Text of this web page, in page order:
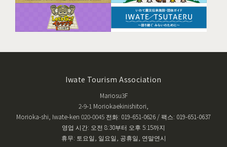
Iwate Tourism Association
Mariosu3F
2-9-1 Moriokaekinishitori,
Morioka-shi, Iwate-ken 020-0045 전화: 019-651-0626 / 팩스: 019-651-0637
영업 시간: 오전 8:30부터 오후 5:15까지
휴무: 토요일, 일요일, 공휴일, 연말연시